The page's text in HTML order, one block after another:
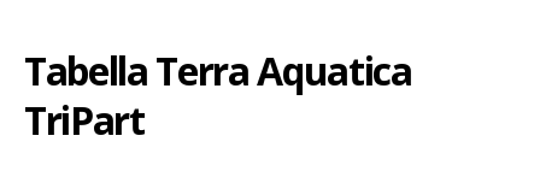
Tabella Terra Aquatica
TriPart